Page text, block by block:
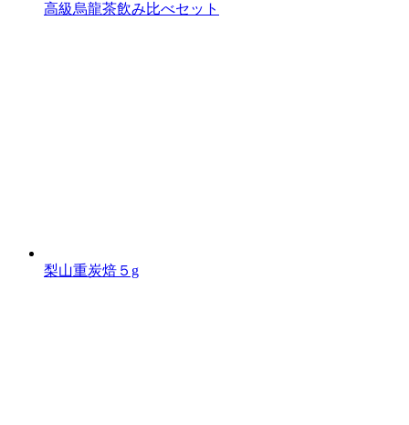
高級烏龍茶飲み比べセット
梨山重炭焙５g